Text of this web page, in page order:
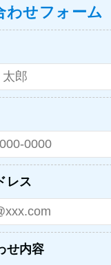
わせフォーム
レス
せ内容